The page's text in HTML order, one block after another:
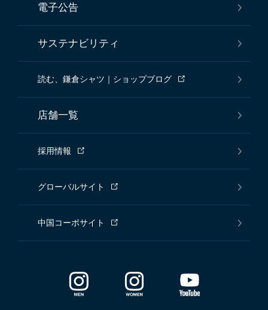
電子公告
サステナビリティ
読む、鎌倉シャツ｜ショップブログ
店舗一覧
採用情報
グローバルサイト
中国コーポサイト